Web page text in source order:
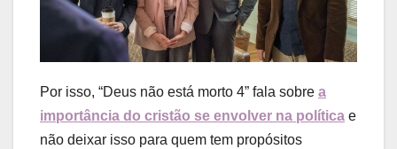
Por isso, “Deus não está morto 4” fala sobre a
importância do cristão se envolver na política e
não deixar isso para quem tem propósitos